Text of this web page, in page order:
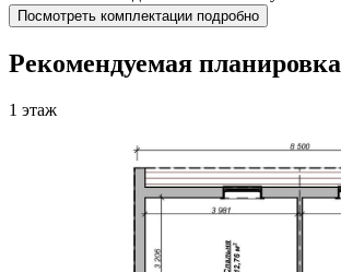
Посмотреть комплектации подробно
Рекомендуемая планировка
1 этаж